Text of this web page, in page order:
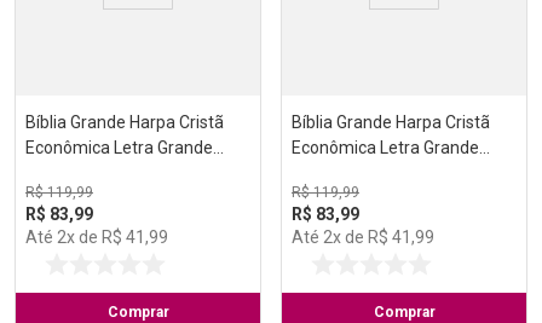
Bíblia Grande Harpa Cristã
Econômica Letra Grande
R$ 119,99
R$ 83,99
Até 2x de R$ 41 ,99
Comprar
Bíblia Grande Harpa Cristã
Econômica Letra Grande
R$ 119,99
R$ 83,99
Até 2x de R$ 41 ,99
Comprar